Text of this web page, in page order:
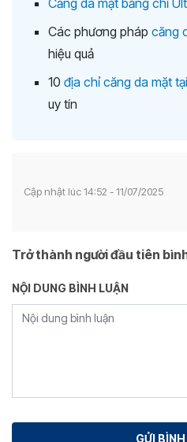
Các phương pháp căng
hiệu quả
10 địa chỉ căng da mặt
uy tín
Cập nhật lúc 14:52 - 11/07/2025
Trở thành người đầu tiên
NỘI DUNG BÌNH LUẬN